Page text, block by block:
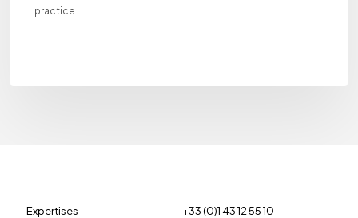
practice…
Expertises
+33 (0)1 43 12 55 10